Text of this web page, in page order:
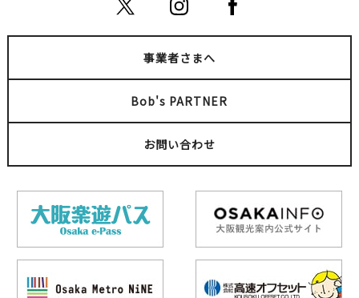
事業者さまへ
Bob's PARTNER
お問い合わせ